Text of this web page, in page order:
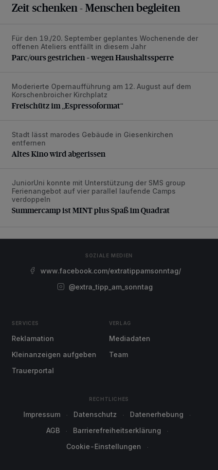
Zeit schenken - Menschen begleiten
Parc/ours gestrichen – wegen Haushaltssperre
Für den 19./20. September geplantes Wochenende der
offenen Ateliers entfällt in diesem Jahr
Parc/ours gestrichen – wegen Haushaltssperre
Freischütz im „Espressoformat“
Moderierte Opernaufführung am 12. August auf dem
Korschenbroicher Kirchplatz
Freischütz im „Espressoformat“
Altes Kino wird abgerissen
Stadt lässt marodes Gebäude in Giesenkirchen
entfernen
Altes Kino wird abgerissen
Summercamp ist MINT plus Spaß im Quadrat
JuniorUni konnte mit Unterstützung der SMS group
Ferienangebot auf vier parallel laufende Camps
verdoppeln
Summercamp ist MINT plus Spaß im Quadrat
SOZIALE MEDIEN
www.facebook.com/extratippamsonntag/
@extra_tipp_am_sonntag
SERVICES
Reklamation
Kleinanzeigen aufgeben
Trauerportal
VERLAG
Mediadaten
Team
RECHTLICHES
Impressum Datenschutz
Datenerhebung
AGB
Barrierefreiheitserklärung
Cookie-Einstellungen